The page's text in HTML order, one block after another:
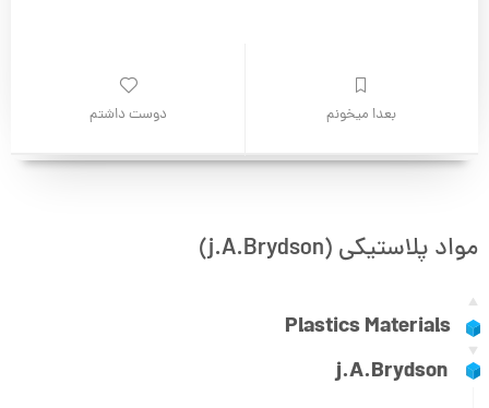
بعدا میخونم دوست داشتم
مواد پلاستیکی (j.A.Brydson)
Plastics Materials
j.A.Brydson